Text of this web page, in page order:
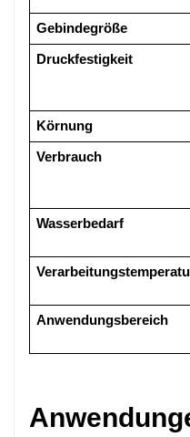
Gebindegröße
Druckfestigkeit
Körnung
Verbrauch
Wasserbedarf
Anwendungsbereich